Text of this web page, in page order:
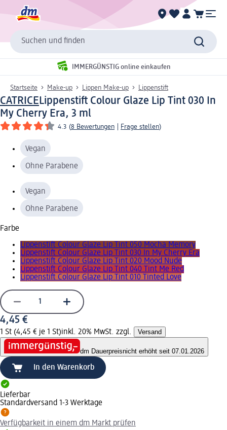
Suchen und finden
IMMERGÜNSTIG online einkaufen
Startseite Make-up Lippen Make-up Lippenstift
CATRICELippenstift Colour Glaze Lip Tint 030 In
My Cherry Era, 3 ml
4.3 (8 Bewertungen Frage stellen)
Vegan
Ohne Parabene
Vegan
Ohne Parabene
Farbe
Lippenstift Colour Glaze Lip Tint 050 Mocha Memory
Lippenstift Colour Glaze Lip Tint 030 In My Cherry Era
Lippenstift Colour Glaze Lip Tint 020 Mood Nude
Lippenstift Colour Glaze Lip Tint 040 Tint Me Red
Lippenstift Colour Glaze Lip Tint 010 Tinted Love
4,45 €
1 St (4,45 € je 1 St)inkl. 20% MwSt. zzgl. Versand
dm Dauerpreisnicht erhöht seit 07.01.2026
In den Warenkorb
Lieferbar
Standardversand 1-3 Werktage
Verfügbarkeit in einem dm Markt prüfen